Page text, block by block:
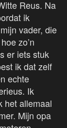
Reus. Na
ik
vader, die
zo’n
er iets stuk
ik dat zelf
echte
Ik
het allemaal
Mijn opa